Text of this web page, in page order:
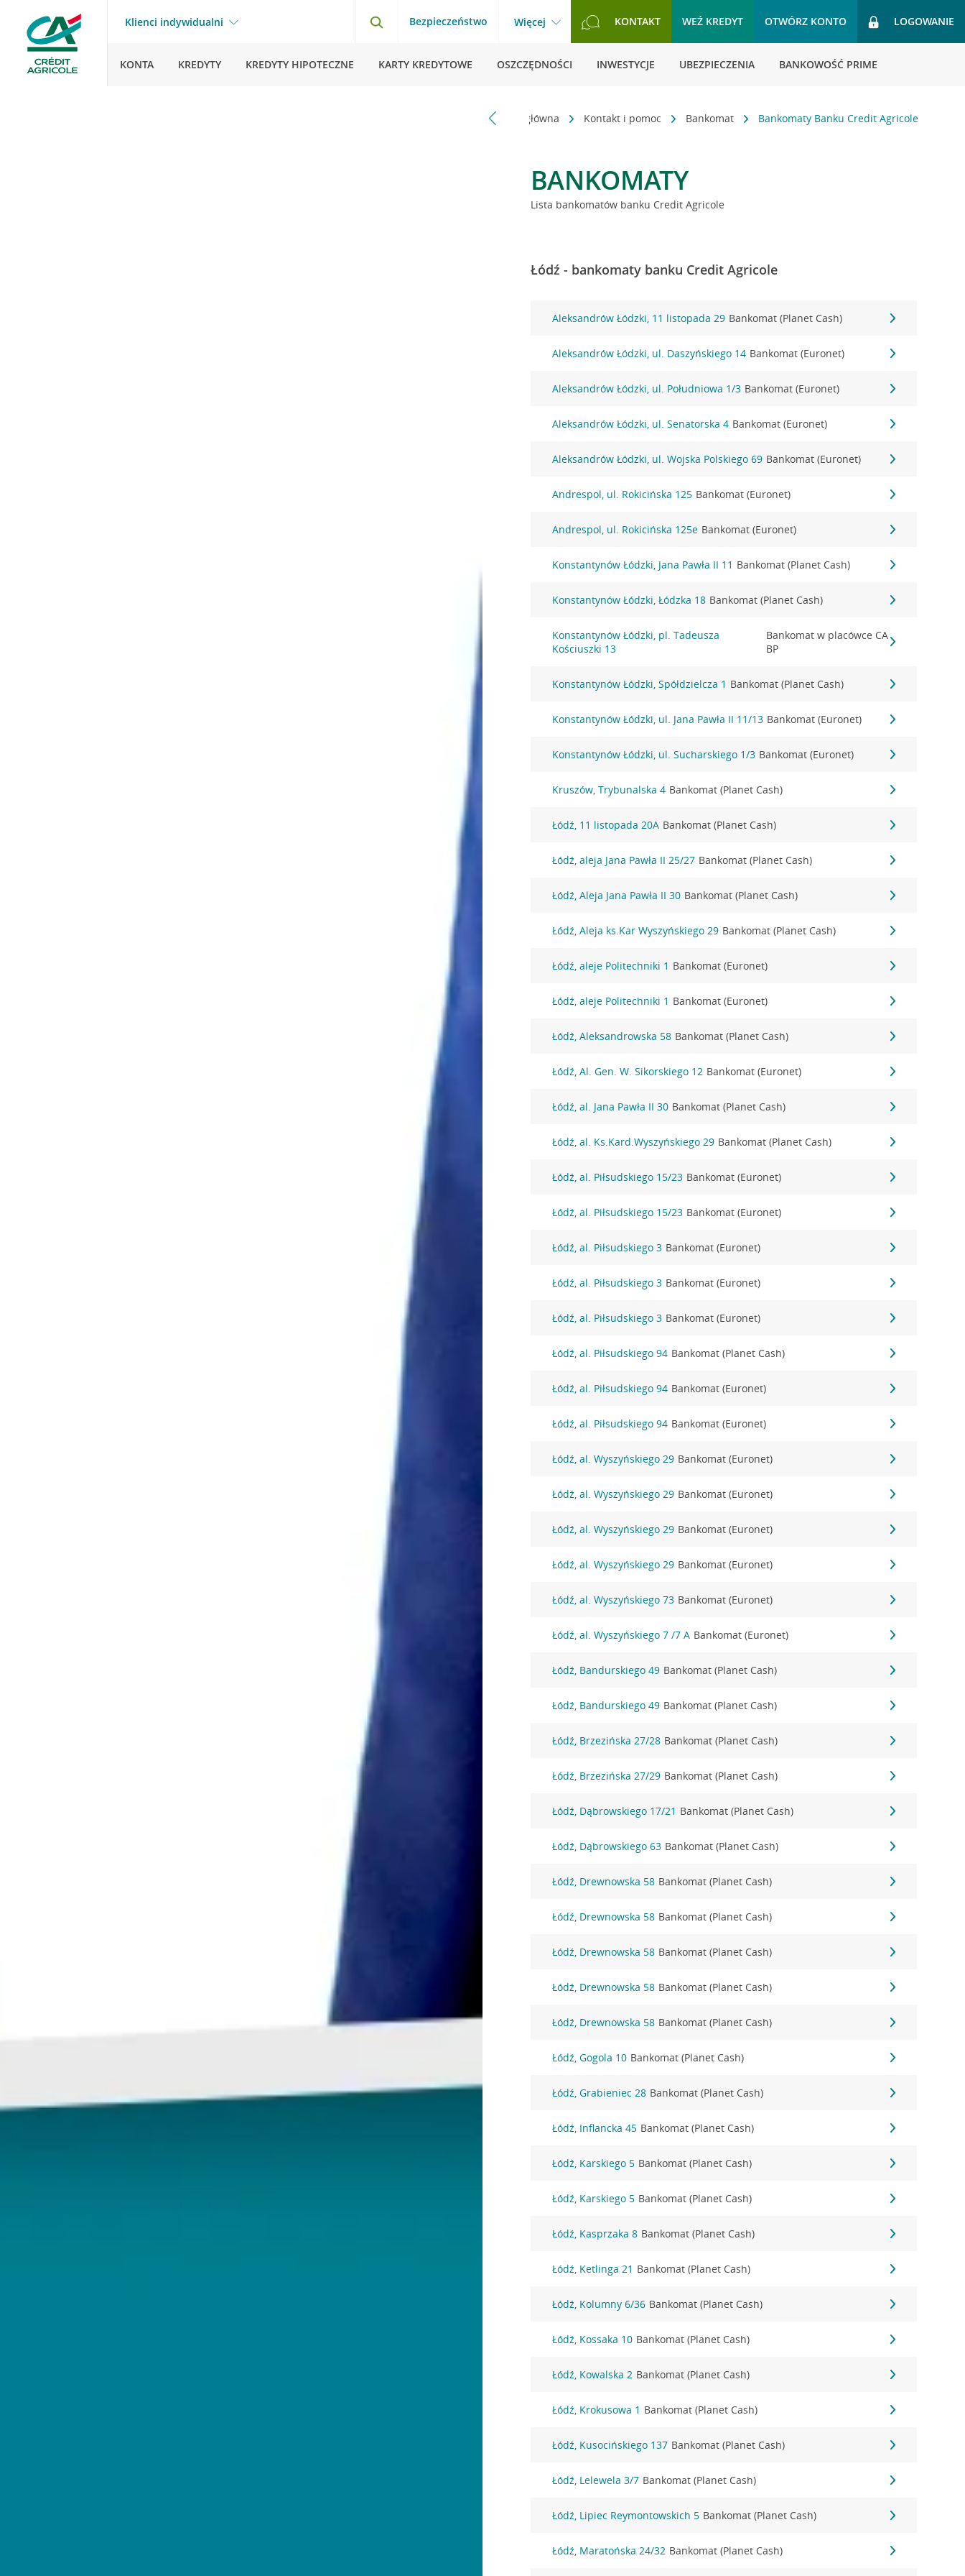
Klienci indywidualni Bezpieczeństwo Więcej KONTAKT WEŹ KREDYT OTWÓRZ KONTO LOGOWANIE
KONTA KREDYTY KREDYTY HIPOTECZNE KARTY KREDYTOWE OSZCZĘDNOŚCI INWESTYCJE UBEZPIECZENIA BANKOWOŚĆ PRIME
Strona główna Kontakt i pomoc Bankomat Bankomaty Banku Credit Agricole
BANKOMATY
Lista bankomatów banku Credit Agricole
Łódź - bankomaty banku Credit Agricole
Aleksandrów Łódzki, 11 listopada 29 Bankomat (Planet Cash)
Aleksandrów Łódzki, ul. Daszyńskiego 14 Bankomat (Euronet)
Aleksandrów Łódzki, ul. Południowa 1/3 Bankomat (Euronet)
Aleksandrów Łódzki, ul. Senatorska 4 Bankomat (Euronet)
Aleksandrów Łódzki, ul. Wojska Polskiego 69 Bankomat (Euronet)
Andrespol, ul. Rokicińska 125 Bankomat (Euronet)
Andrespol, ul. Rokicińska 125e Bankomat (Euronet)
Konstantynów Łódzki, Jana Pawła II 11 Bankomat (Planet Cash)
Konstantynów Łódzki, Łódzka 18 Bankomat (Planet Cash)
Konstantynów Łódzki, pl. Tadeusza
Kościuszki 13
Bankomat w placówce CA
BP
Konstantynów Łódzki, Spółdzielcza 1 Bankomat (Planet Cash)
Konstantynów Łódzki, ul. Jana Pawła II 11/13 Bankomat (Euronet)
Konstantynów Łódzki, ul. Sucharskiego 1/3 Bankomat (Euronet)
Kruszów, Trybunalska 4 Bankomat (Planet Cash)
Łódź, 11 listopada 20A Bankomat (Planet Cash)
Łódź, aleja Jana Pawła II 25/27 Bankomat (Planet Cash)
Łódź, Aleja Jana Pawła II 30 Bankomat (Planet Cash)
Łódź, Aleja ks.Kar Wyszyńskiego 29 Bankomat (Planet Cash)
Łódź, aleje Politechniki 1 Bankomat (Euronet)
Łódź, aleje Politechniki 1 Bankomat (Euronet)
Łódź, Aleksandrowska 58 Bankomat (Planet Cash)
Łódź, Al. Gen. W. Sikorskiego 12 Bankomat (Euronet)
Łódź, al. Jana Pawła II 30 Bankomat (Planet Cash)
Łódź, al. Ks.Kard.Wyszyńskiego 29 Bankomat (Planet Cash)
Łódź, al. Piłsudskiego 15/23 Bankomat (Euronet)
Łódź, al. Piłsudskiego 15/23 Bankomat (Euronet)
Łódź, al. Piłsudskiego 3 Bankomat (Euronet)
Łódź, al. Piłsudskiego 3 Bankomat (Euronet)
Łódź, al. Piłsudskiego 3 Bankomat (Euronet)
Łódź, al. Piłsudskiego 94 Bankomat (Planet Cash)
Łódź, al. Piłsudskiego 94 Bankomat (Euronet)
Łódź, al. Piłsudskiego 94 Bankomat (Euronet)
Łódź, al. Wyszyńskiego 29 Bankomat (Euronet)
Łódź, al. Wyszyńskiego 29 Bankomat (Euronet)
Łódź, al. Wyszyńskiego 29 Bankomat (Euronet)
Łódź, al. Wyszyńskiego 29 Bankomat (Euronet)
Łódź, al. Wyszyńskiego 73 Bankomat (Euronet)
Łódź, al. Wyszyńskiego 7 /7 A Bankomat (Euronet)
Łódź, Bandurskiego 49 Bankomat (Planet Cash)
Łódź, Bandurskiego 49 Bankomat (Planet Cash)
Łódź, Brzezińska 27/28 Bankomat (Planet Cash)
Łódź, Brzezińska 27/29 Bankomat (Planet Cash)
Łódź, Dąbrowskiego 17/21 Bankomat (Planet Cash)
Łódź, Dąbrowskiego 63 Bankomat (Planet Cash)
Łódź, Drewnowska 58 Bankomat (Planet Cash)
Łódź, Drewnowska 58 Bankomat (Planet Cash)
Łódź, Drewnowska 58 Bankomat (Planet Cash)
Łódź, Drewnowska 58 Bankomat (Planet Cash)
Łódź, Drewnowska 58 Bankomat (Planet Cash)
Łódź, Gogola 10 Bankomat (Planet Cash)
Łódź, Grabieniec 28 Bankomat (Planet Cash)
Łódź, Inflancka 45 Bankomat (Planet Cash)
Łódź, Karskiego 5 Bankomat (Planet Cash)
Łódź, Karskiego 5 Bankomat (Planet Cash)
Łódź, Kasprzaka 8 Bankomat (Planet Cash)
Łódź, Ketlinga 21 Bankomat (Planet Cash)
Łódź, Kolumny 6/36 Bankomat (Planet Cash)
Łódź, Kossaka 10 Bankomat (Planet Cash)
Łódź, Kowalska 2 Bankomat (Planet Cash)
Łódź, Krokusowa 1 Bankomat (Planet Cash)
Łódź, Kusocińskiego 137 Bankomat (Planet Cash)
Łódź, Lelewela 3/7 Bankomat (Planet Cash)
Łódź, Lipiec Reymontowskich 5 Bankomat (Planet Cash)
Łódź, Maratońska 24/32 Bankomat (Planet Cash)